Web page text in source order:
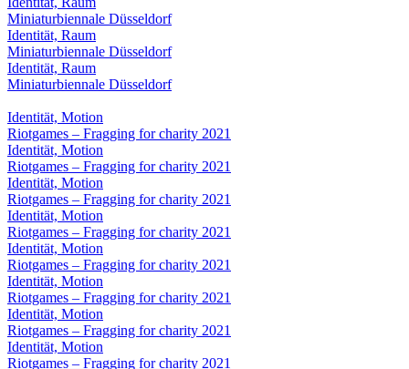
Miniaturbiennale Düsseldorf
Identität, Raum
Miniaturbiennale Düsseldorf
Identität, Raum
Miniaturbiennale Düsseldorf
Identität, Motion
Riotgames – Fragging for charity 2021
Identität, Motion
Riotgames – Fragging for charity 2021
Identität, Motion
Riotgames – Fragging for charity 2021
Identität, Motion
Riotgames – Fragging for charity 2021
Identität, Motion
Riotgames – Fragging for charity 2021
Identität, Motion
Riotgames – Fragging for charity 2021
Identität, Motion
Riotgames – Fragging for charity 2021
Identität, Motion
Riotgames – Fragging for charity 2021